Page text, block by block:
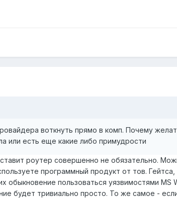
воткнуть прямо в комп. Почему
или есть еще какие либо примудрости
роутер совершенно не обязательно.
программный продукт от тов.
обыкновение пользоваться уязвимостями MS
будет тривиально просто. То же самое -